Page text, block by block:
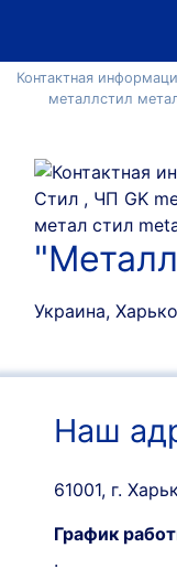
Контактная
металлстил
Украина,
Наш
61001, г.
График
.